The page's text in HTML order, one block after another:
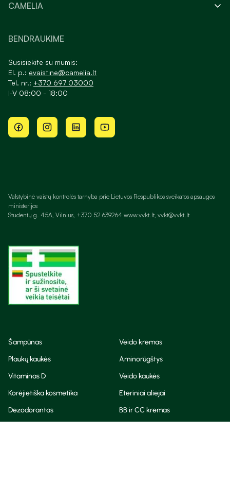
CAMELIA
BENDRAUKIME
Susisiekite su mumis:
El. p.: evaistine@camelia.lt
Tel. nr.: +370 697 03000
I-V 08:00 - 18:00
Valstybinė vaistų kontrolės tarnyba prie Lietuvos Respublikos sveikatos apsaugos
ministerijos
Studentų g. 45A, Vilnius, +370 52 639264 www.vvkt.lt, vvkt@vvkt.lt
Šampūnas
Veido kremas
Plaukų kaukės
Aminorūgštys
Vitaminas D
Veido kaukės
Korėjietiška kosmetika
Eteriniai aliejai
Dezodorantas
BB ir CC kremas